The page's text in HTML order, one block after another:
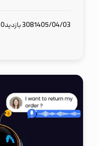
1405/04/03308 بازدید 0 نظر